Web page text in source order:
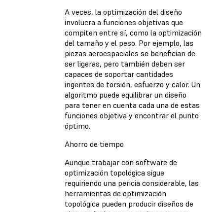
A veces, la optimización del diseño
involucra a funciones objetivas que
compiten entre sí, como la optimización
del tamaño y el peso. Por ejemplo, las
piezas aeroespaciales se benefician de
ser ligeras, pero también deben ser
capaces de soportar cantidades
ingentes de torsión, esfuerzo y calor. Un
algoritmo puede equilibrar un diseño
para tener en cuenta cada una de estas
funciones objetiva y encontrar el punto
óptimo.
Ahorro de tiempo
Aunque trabajar con software de
optimización topológica sigue
requiriendo una pericia considerable, las
herramientas de optimización
topológica pueden producir diseños de